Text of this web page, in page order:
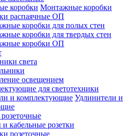
Монтажные коробки
распаячные ОП
коробки для полых стен
коробки для твердых стен
коробки ОП
света
освещением
для светотехники
Удлинители и
кабельные розетки
розеточные